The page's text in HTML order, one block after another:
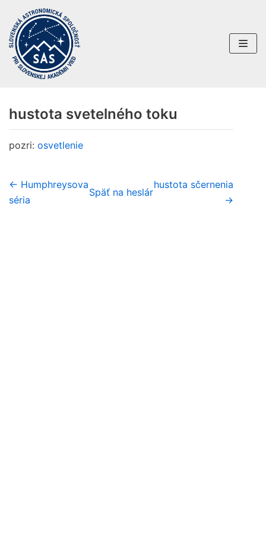
Preskočiť
na
obsah
hustota svetelného toku
pozri: osvetlenie
← Humphreysova
séria
Späť na heslár
hustota sčernenia
→